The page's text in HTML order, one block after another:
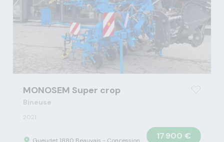
MONOSEM Super crop
Bineuse
2021
17 900 €